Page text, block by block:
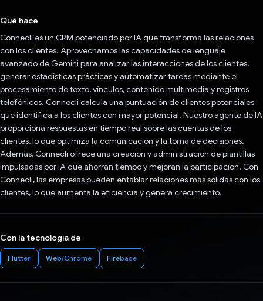
Qué hace
Connecli es un CRM potenciado por IA que transforma las relaciones
con los clientes. Aprovechamos las capacidades de lenguaje
avanzado de Gemini para analizar las interacciones de los clientes,
generar estadísticas prácticas y automatizar tareas mediante el
procesamiento de texto, vínculos, contenido multimedia y registros
telefónicos. Connecli calcula una puntuación de clientes potenciales
que identifica a los clientes con mayor potencial. Nuestro agente de IA
proporciona respuestas en tiempo real sobre las cuentas de los
clientes, lo que optimiza la comunicación y la toma de decisiones.
Además, Connecli ofrece una creación y administración de plantillas
impulsadas por IA que ahorran tiempo y mejoran la participación. Con
Connecli, las empresas pueden entablar relaciones más sólidas con los
clientes, lo que aumenta la eficiencia y genera crecimiento.
Con la tecnología de
Flutter Web/Chrome Firebase